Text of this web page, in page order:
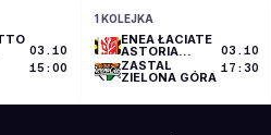
03.10
15:00
1 KOLEJKA
ENEA ŁACIATE
ASTORIA
BYDGOSZCZ
ZASTAL
ZIELONA GÓRA
03.10
17:30